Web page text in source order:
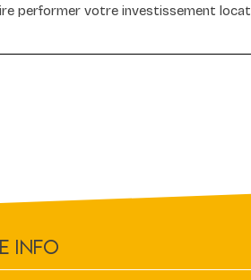
performer votre investissement
info